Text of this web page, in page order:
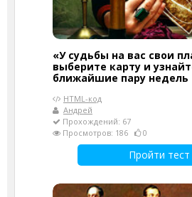
«У судьбы на вас свои
выберите карту и
ближайшие пару недель
HTML-код
Андрей
Прохождений: 67
Просмотров: 186
0
Пройти тест